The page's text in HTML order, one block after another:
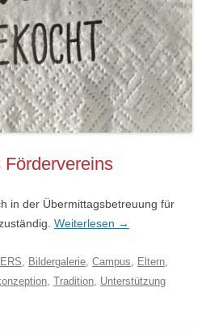
in der Übermittagsbetreuung für
Weiterlesen →
, Bildergalerie, Campus, Eltern,
, Tradition, Unterstützung